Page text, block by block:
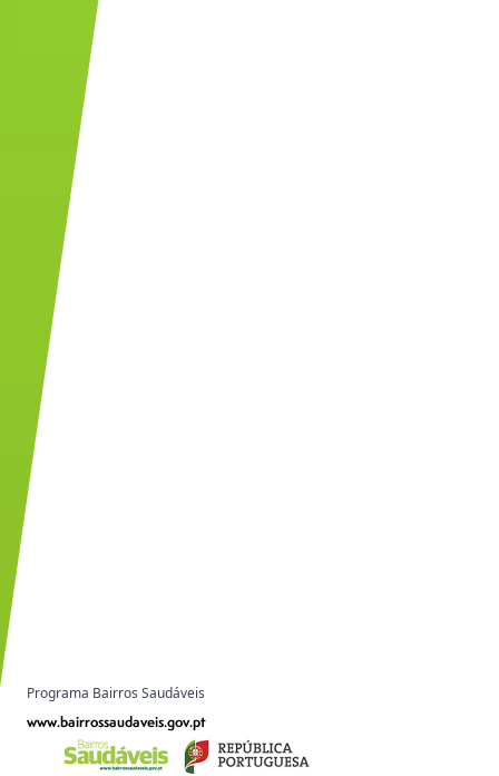
Programa Bairros Saudáveis
www.bairrossaudaveis.gov.pt